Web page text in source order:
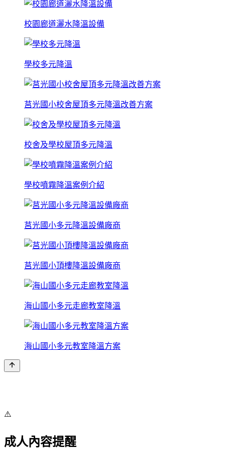
校園廊道灑水降溫設備
學校多元降溫
莒光國小校舍屋頂多元降溫改善方案
校舍及學校屋頂多元降溫
學校噴霧降溫案例介紹
莒光國小多元降溫設備廠商
莒光國小頂樓降溫設備廠商
海山國小多元走廊教室降溫
海山國小多元教室降溫方案
⚠️
成人內容提醒